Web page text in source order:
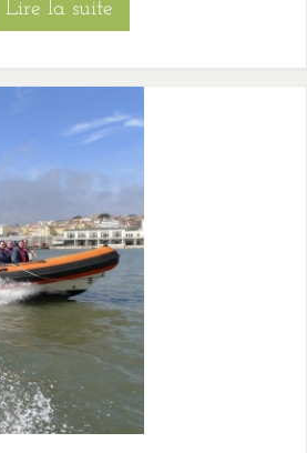
Lire la suite